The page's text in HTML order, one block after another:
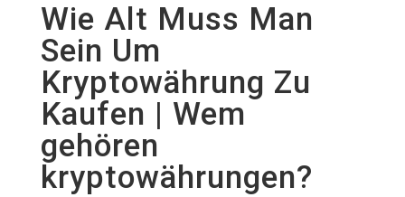
Wie Alt Muss Man
Sein Um
Kryptowährung Zu
Kaufen | Wem
gehören
kryptowährungen?